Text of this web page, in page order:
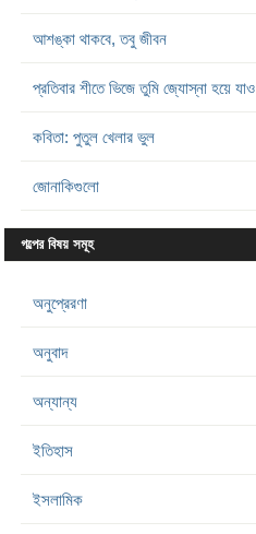
আশঙ্কা থাকবে, তবু জীবন
প্রতিবার শীতে ভিজে তুমি জ্যোস্না হয়ে যাও
কবিতা: পুতুল খেলার ভুল
জোনাকিগুলো
গল্পের বিষয় সমূহ
অনুপ্রেরণা
অনুবাদ
অন্যান্য
ইতিহাস
ইসলামিক